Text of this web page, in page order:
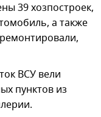
39 хозпостроек,
а также
ВСУ вели
пунктов из